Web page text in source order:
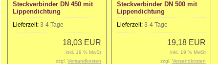
Steckverbinder DN 450 mit
Lippendichtung
Lieferzeit: 3-4 Tage
18,03 EUR
inkl. 19 % MwSt
zzgl.Versandkosten
Steckverbinder DN 500 mit
Lippendichtung
Lieferzeit:3-4 Tage
19,18 EUR
inkl. 19 % MwSt
zzgl. Versandkosten